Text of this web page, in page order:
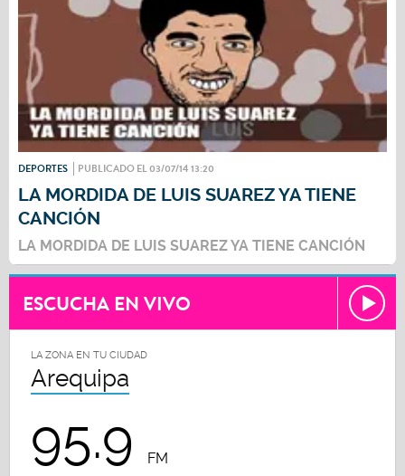
DEPORTES PUBLICADO EL 03/07/14 13:20
LA MORDIDA DE LUIS SUAREZ YA TIENE
CANCIÓN
LA MORDIDA DE LUIS SUAREZ YA TIENE CANCIÓN
ESCUCHA EN VIVO
LA ZONA EN TU CIUDAD
Arequipa
95.9 FM